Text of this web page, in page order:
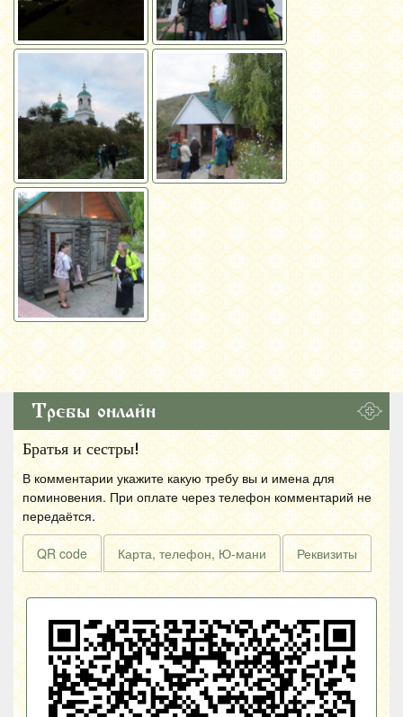
Требы онлайн
Братья и сестры!
В комментарии укажите какую требу вы и имена для
поминовения. При оплате через телефон комментарий не
передаётся.
QR code Карта, телефон, Ю-мани Реквизиты